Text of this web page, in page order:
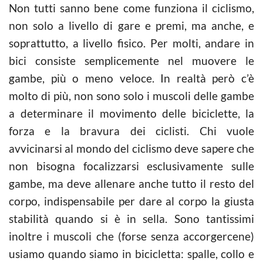
Non tutti sanno bene come funziona il ciclismo,
non solo a livello di gare e premi, ma anche, e
soprattutto, a livello fisico. Per molti, andare in
bici consiste semplicemente nel muovere le
gambe, più o meno veloce. In realtà però c’è
molto di più, non sono solo i muscoli delle gambe
a determinare il movimento delle biciclette, la
forza e la bravura dei ciclisti. Chi vuole
avvicinarsi al mondo del ciclismo deve sapere che
non bisogna focalizzarsi esclusivamente sulle
gambe, ma deve allenare anche tutto il resto del
corpo, indispensabile per dare al corpo la giusta
stabilità quando si è in sella. Sono tantissimi
inoltre i muscoli che (forse senza accorgercene)
usiamo quando siamo in bicicletta: spalle, collo e